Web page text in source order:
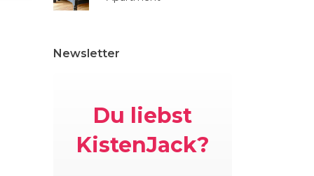
Newsletter
Du liebst
KistenJack?